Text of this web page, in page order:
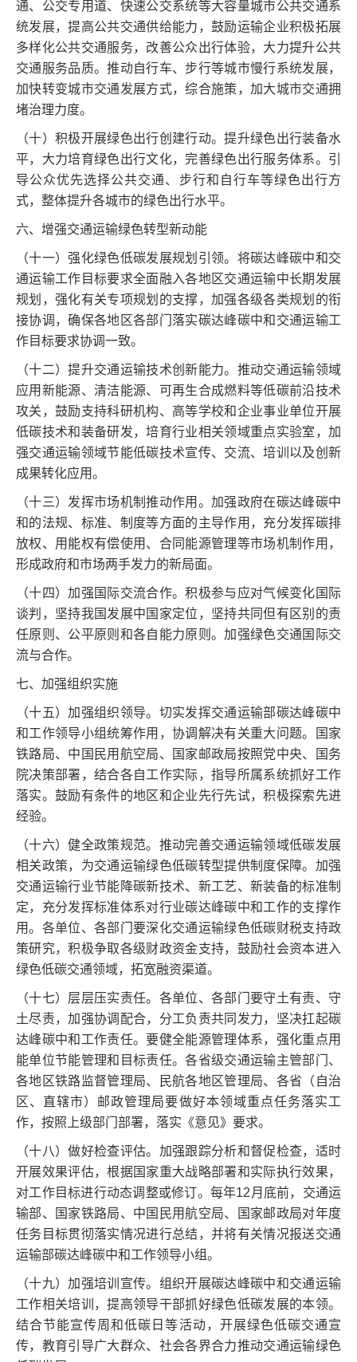
通、公交专用道、快速公交系统等大容量城市公共交通系
统发展，提高公共交通供给能力，鼓励运输企业积极拓展
多样化公共交通服务，改善公众出行体验，大力提升公共
交通服务品质。推动自行车、步行等城市慢行系统发展，
加快转变城市交通发展方式，综合施策，加大城市交通拥
堵治理力度。
（十）积极开展绿色出行创建行动。提升绿色出行装备水
平，大力培育绿色出行文化，完善绿色出行服务体系。引
导公众优先选择公共交通、步行和自行车等绿色出行方
式，整体提升各城市的绿色出行水平。
六、增强交通运输绿色转型新动能
（十一）强化绿色低碳发展规划引领。将碳达峰碳中和交
通运输工作目标要求全面融入各地区交通运输中长期发展
规划，强化有关专项规划的支撑，加强各级各类规划的衔
接协调，确保各地区各部门落实碳达峰碳中和交通运输工
作目标要求协调一致。
（十二）提升交通运输技术创新能力。推动交通运输领域
应用新能源、清洁能源、可再生合成燃料等低碳前沿技术
攻关，鼓励支持科研机构、高等学校和企业事业单位开展
低碳技术和装备研发，培育行业相关领域重点实验室，加
强交通运输领域节能低碳技术宣传、交流、培训以及创新
成果转化应用。
（十三）发挥市场机制推动作用。加强政府在碳达峰碳中
和的法规、标准、制度等方面的主导作用，充分发挥碳排
放权、用能权有偿使用、合同能源管理等市场机制作用，
形成政府和市场两手发力的新局面。
（十四）加强国际交流合作。积极参与应对气候变化国际
谈判，坚持我国发展中国家定位，坚持共同但有区别的责
任原则、公平原则和各自能力原则。加强绿色交通国际交
流与合作。
七、加强组织实施
（十五）加强组织领导。切实发挥交通运输部碳达峰碳中
和工作领导小组统筹作用，协调解决有关重大问题。国家
铁路局、中国民用航空局、国家邮政局按照党中央、国务
院决策部署，结合各自工作实际，指导所属系统抓好工作
落实。鼓励有条件的地区和企业先行先试，积极探索先进
经验。
（十六）健全政策规范。推动完善交通运输领域低碳发展
相关政策，为交通运输绿色低碳转型提供制度保障。加强
交通运输行业节能降碳新技术、新工艺、新装备的标准制
定，充分发挥标准体系对行业碳达峰碳中和工作的支撑作
用。各单位、各部门要深化交通运输绿色低碳财税支持政
策研究，积极争取各级财政资金支持，鼓励社会资本进入
绿色低碳交通领域，拓宽融资渠道。
（十七）层层压实责任。各单位、各部门要守土有责、守
土尽责，加强协调配合，分工负责共同发力，坚决扛起碳
达峰碳中和工作责任。要健全能源管理体系，强化重点用
能单位节能管理和目标责任。各省级交通运输主管部门、
各地区铁路监督管理局、民航各地区管理局、各省（自治
区、直辖市）邮政管理局要做好本领域重点任务落实工
作，按照上级部门部署，落实《意见》要求。
（十八）做好检查评估。加强跟踪分析和督促检查，适时
开展效果评估，根据国家重大战略部署和实际执行效果，
对工作目标进行动态调整或修订。每年12月底前，交通运
输部、国家铁路局、中国民用航空局、国家邮政局对年度
任务目标贯彻落实情况进行总结，并将有关情况报送交通
运输部碳达峰碳中和工作领导小组。
（十九）加强培训宣传。组织开展碳达峰碳中和交通运输
工作相关培训，提高领导干部抓好绿色低碳发展的本领。
结合节能宣传周和低碳日等活动，开展绿色低碳交通宣
传，教育引导广大群众、社会各界合力推动交通运输绿色